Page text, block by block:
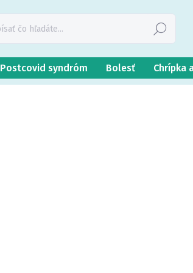
Hľadať
Postcovid syndróm Bolesť Chrípka